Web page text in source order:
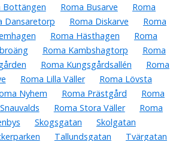
Bottängen Roma Busarve
Roma
Dansaretorp Roma Diskarve
Roma
Roma Hästhagen
Roma
Roma Kambshagtorp
Roma
Roma Kungsgårdsallén
Roma
Roma Lilla Väller
Roma Lövsta
Nyhem Roma Prästgård
Roma
Roma Stora Väller
Roma
Skogsgatan
Skolgatan
Tallundsgatan
Tvärgatan